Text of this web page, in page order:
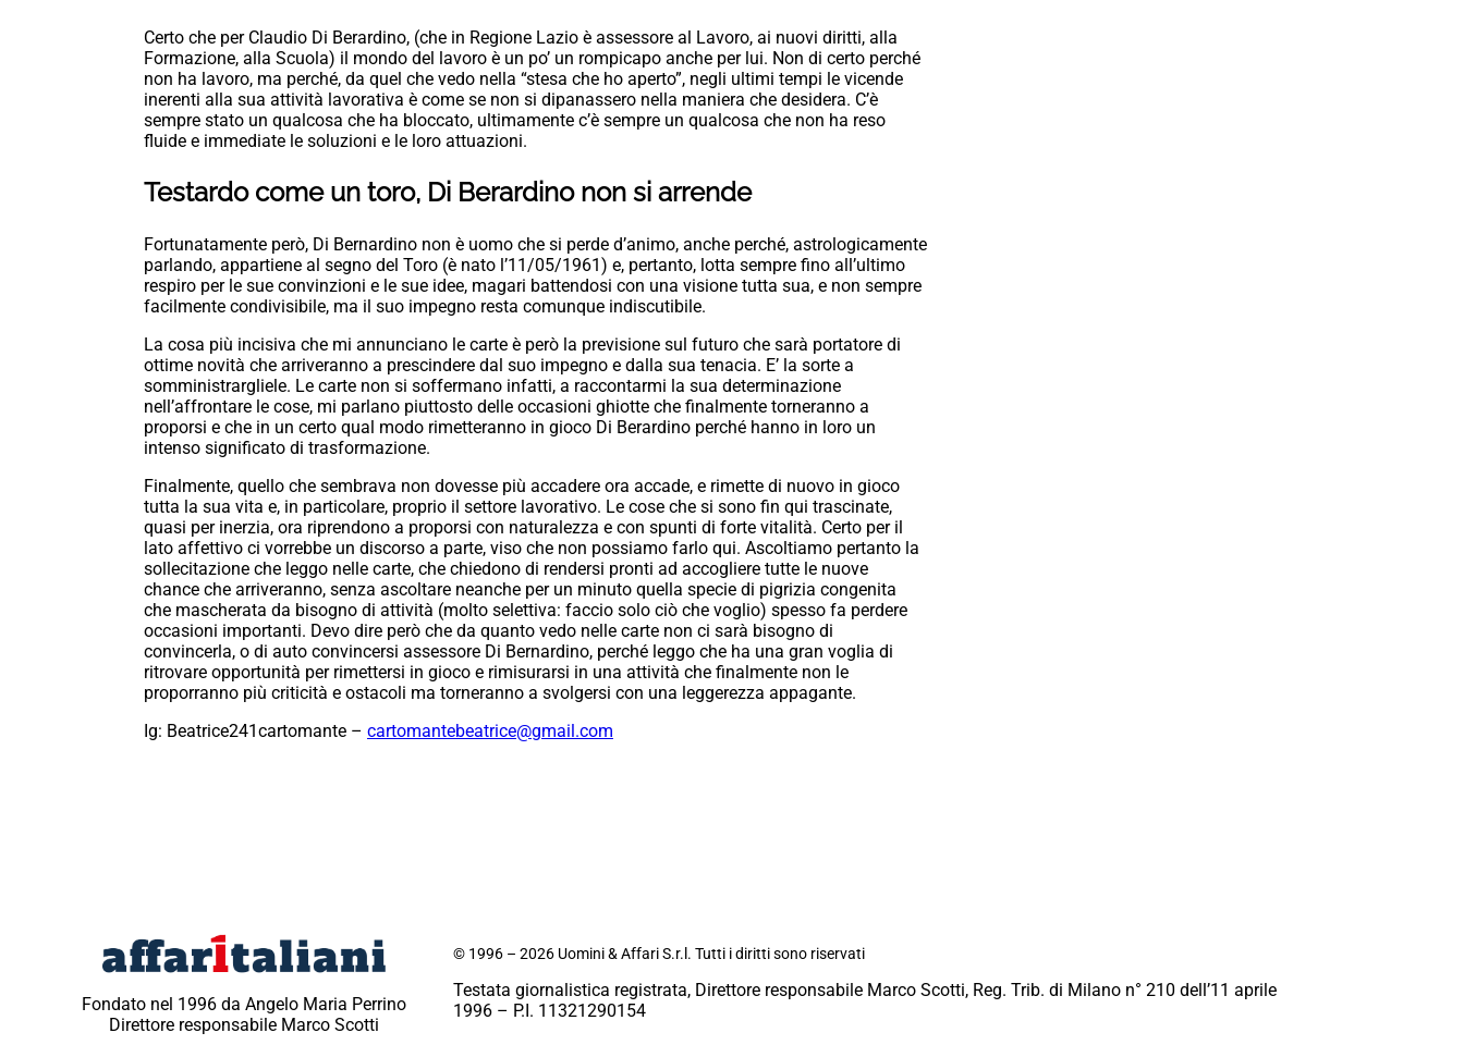
Certo che per Claudio Di Berardino, (che in Regione Lazio è assessore al Lavoro, ai nuovi diritti, alla
Formazione, alla Scuola) il mondo del lavoro è un po’ un rompicapo anche per lui. Non di certo perché
non ha lavoro, ma perché, da quel che vedo nella “stesa che ho aperto”, negli ultimi tempi le vicende
inerenti alla sua attività lavorativa è come se non si dipanassero nella maniera che desidera. C’è
sempre stato un qualcosa che ha bloccato, ultimamente c’è sempre un qualcosa che non ha reso
fluide e immediate le soluzioni e le loro attuazioni.
Testardo come un toro, Di Berardino non si arrende
Fortunatamente però, Di Bernardino non è uomo che si perde d’animo, anche perché, astrologicamente
parlando, appartiene al segno del Toro (è nato l’11/05/1961) e, pertanto, lotta sempre fino all’ultimo
respiro per le sue convinzioni e le sue idee, magari battendosi con una visione tutta sua, e non sempre
facilmente condivisibile, ma il suo impegno resta comunque indiscutibile.
La cosa più incisiva che mi annunciano le carte è però la previsione sul futuro che sarà portatore di
ottime novità che arriveranno a prescindere dal suo impegno e dalla sua tenacia. E’ la sorte a
somministrargliele. Le carte non si soffermano infatti, a raccontarmi la sua determinazione
nell’affrontare le cose, mi parlano piuttosto delle occasioni ghiotte che finalmente torneranno a
proporsi e che in un certo qual modo rimetteranno in gioco Di Berardino perché hanno in loro un
intenso significato di trasformazione.
Finalmente, quello che sembrava non dovesse più accadere ora accade, e rimette di nuovo in gioco
tutta la sua vita e, in particolare, proprio il settore lavorativo. Le cose che si sono fin qui trascinate,
quasi per inerzia, ora riprendono a proporsi con naturalezza e con spunti di forte vitalità. Certo per il
lato affettivo ci vorrebbe un discorso a parte, viso che non possiamo farlo qui. Ascoltiamo pertanto la
sollecitazione che leggo nelle carte, che chiedono di rendersi pronti ad accogliere tutte le nuove
chance che arriveranno, senza ascoltare neanche per un minuto quella specie di pigrizia congenita
che mascherata da bisogno di attività (molto selettiva: faccio solo ciò che voglio) spesso fa perdere
occasioni importanti. Devo dire però che da quanto vedo nelle carte non ci sarà bisogno di
convincerla, o di auto convincersi assessore Di Bernardino, perché leggo che ha una gran voglia di
ritrovare opportunità per rimettersi in gioco e rimisurarsi in una attività che finalmente non le
proporranno più criticità e ostacoli ma torneranno a svolgersi con una leggerezza appagante.
Ig: Beatrice241cartomante – cartomantebeatrice@gmail.com
Fondato nel 1996 da Angelo Maria Perrino
Direttore responsabile Marco Scotti
© 1996 – 2026 Uomini & Affari S.r.l. Tutti i diritti sono riservati
Testata giornalistica registrata, Direttore responsabile Marco Scotti, Reg. Trib. di Milano n° 210 dell’11 aprile
1996 – P.I. 11321290154